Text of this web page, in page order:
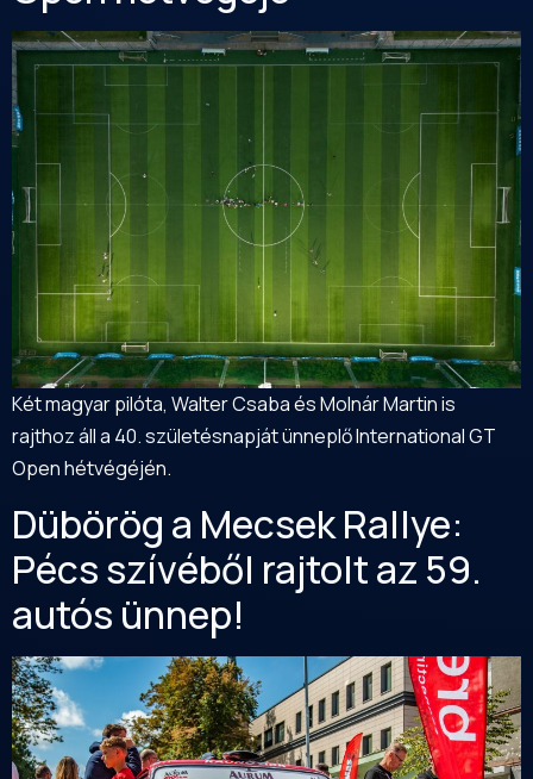
Két magyar pilóta, Walter Csaba és Molnár Martin is
rajthoz áll a 40. születésnapját ünneplő International GT
Open hétvégéjén.
Dübörög a Mecsek Rallye:
Pécs szívéből rajtolt az 59.
autós ünnep!